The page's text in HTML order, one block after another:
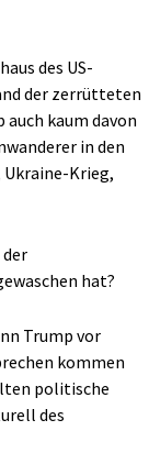
des US-
der zerrütteten
kaum davon
in den
Krieg,
hat?
Trump vor
kommen
politische
des